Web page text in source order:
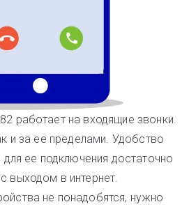
работает на входящие звонки.
и за ее пределами. Удобство
для ее подключения достаточно
выходом в интернет.
не понадобятся, нужно